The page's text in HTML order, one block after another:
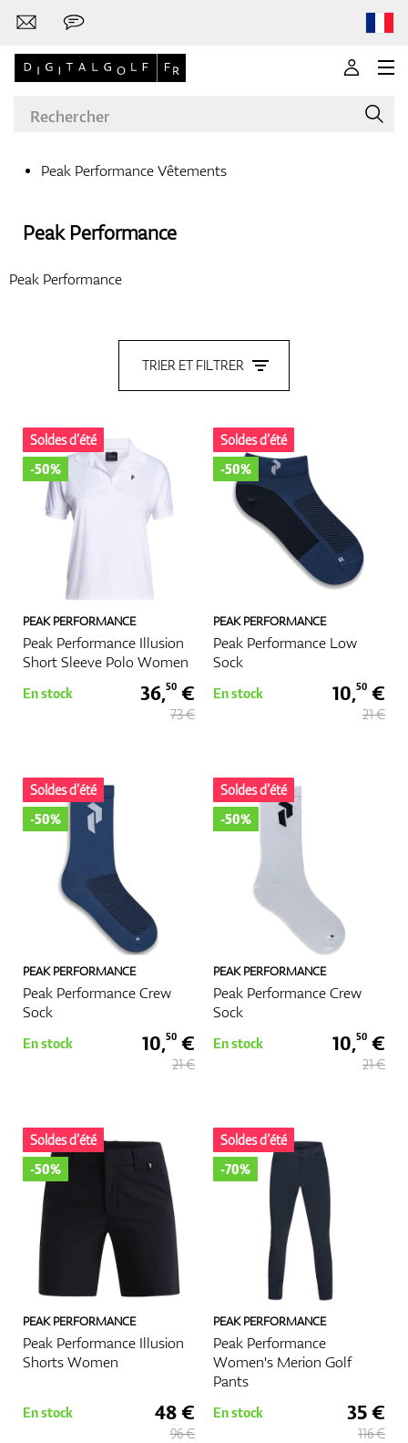
Chaussures
Balles
Sacs
Chariots De Golf
GPS Et Télémètres
Accessoires
Peak Performance Vêtements
Peak Performance
Peak Performance
TRIER ET FILTRER
PEAK PERFORMANCE
Peak Performance Illusion
Short Sleeve Polo Women
Soldes d’été
-50%
En stock 36,50 €
73 €
PEAK PERFORMANCE
Peak Performance Low
Sock
Soldes d’été
-50%
En stock 10,50 €
21 €
PEAK PERFORMANCE
Peak Performance Crew
Sock
Soldes d’été
-50%
En stock 10,50 €
21 €
PEAK PERFORMANCE
Peak Performance Crew
Sock
Soldes d’été
-50%
En stock 10,50 €
21 €
PEAK PERFORMANCE
Peak Performance Illusion
Shorts Women
Soldes d’été
-50%
En stock 48 €
96 €
PEAK PERFORMANCE
Peak Performance
Women's Merion Golf
Pants
Soldes d’été
-70%
En stock 35 €
116 €